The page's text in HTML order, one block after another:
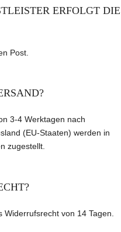
ERFOLGT DIE
Post.
3-4 Werktagen nach
(EU-Staaten) werden in
zugestellt.
Widerrufsrecht von 14 Tagen.